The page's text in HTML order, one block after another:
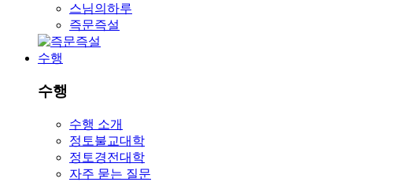
스님의하루
즉문즉설
수행
수행
수행 소개
정토불교대학
정토경전대학
자주 묻는 질문